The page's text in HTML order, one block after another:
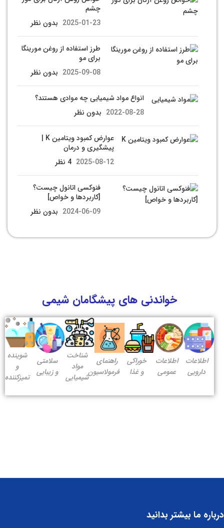
چشم
2025-01-23 بدون نظر
طرز استفاده از روغن مورینگا
برای مو
2025-09-08 بدون نظر
انواع مواد شیمیایی چه موادی هستند؟
2022-08-28 بدون نظر
عوارض کمبود ویتامین K |
پیشگیری و درمان
2025-08-12 4 نظر
فنوکسی اتانول چیست؟
[کاربردها و خواص]
2024-06-09 بدون نظر
خواندنی های پیشگامان شیمی
اطلاعات
دارویی
اطلاعات
عمومی
خوراکی
و غذا
راهنمای
فرمولاسیون
شناخت
مواد
شیمیایی
سلامتی
و زیبایی
شوینده
و
تمیزکننده
درباره ما بیشتر بدانید